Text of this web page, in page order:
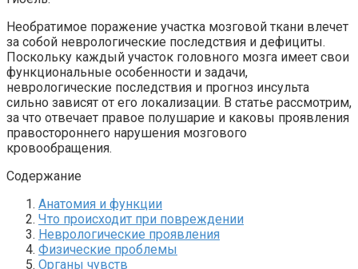
Необратимое поражение участка мозговой ткани влечет
за собой неврологические последствия и дефициты.
Поскольку каждый участок головного мозга имеет свои
функциональные особенности и задачи,
неврологические последствия и прогноз инсульта
сильно зависят от его локализации. В статье рассмотрим,
за что отвечает правое полушарие и каковы проявления
правостороннего нарушения мозгового
кровообращения.
Содержание
Анатомия и функции
Что происходит при повреждении
Неврологические проявления
Физические проблемы
Органы чувств